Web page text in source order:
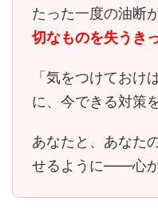
たった一度の油断が
切なものを失うき
「気をつけておけ
に、今できる対策を
あなたと、あなた
せるように――心か